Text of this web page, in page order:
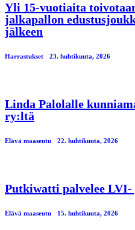
Yli 15-vuotiaita
jalkapallon
jälkeen
Harrastukset 23. huhtikuuta, 2026
Linda Palolalle
ry:ltä
Elävä maaseutu 22. huhtikuuta, 2026
Putkiwatti palvelee LVI-
Elävä maaseutu 15. huhtikuuta, 2026